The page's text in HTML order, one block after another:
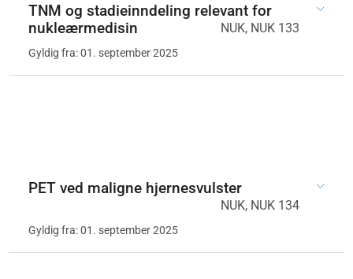
TNM og stadieinndeling relevant for
nukleærmedisin
NUK, NUK 133
Gyldig fra: 01. september 2025
PET ved maligne hjernesvulster
NUK, NUK 134
Gyldig fra: 01. september 2025